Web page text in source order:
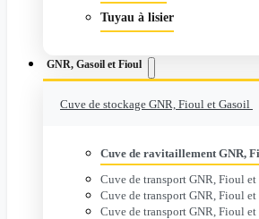
Tuyau à lisier
GNR, Gasoil et Fioul
Cuve de stockage GNR, Fioul et Gasoil
Cuve de ravitaillement GNR,
Cuve de transport GNR, Fioul
Cuve de transport GNR, Fioul
Cuve de transport GNR, Fioul